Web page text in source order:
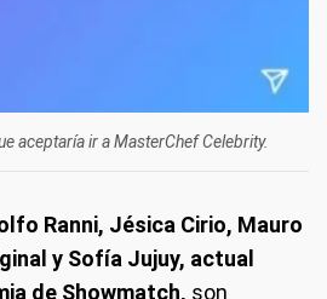
aceptaría ir a MasterChef Celebrity.
Ranni, Jésica Cirio, Mauro
y Sofía Jujuy, actual
de Showmatch, son